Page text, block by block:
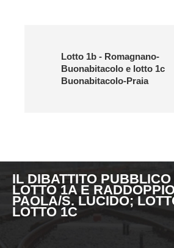
Lotto 1b - Romagnano-
Buonabitacolo e lotto 1c
Buonabitacolo-Praia
IL DIBATTITO
LOTTO 1A E
PAOLA/S. LUCIDO;
LOTTO 1C